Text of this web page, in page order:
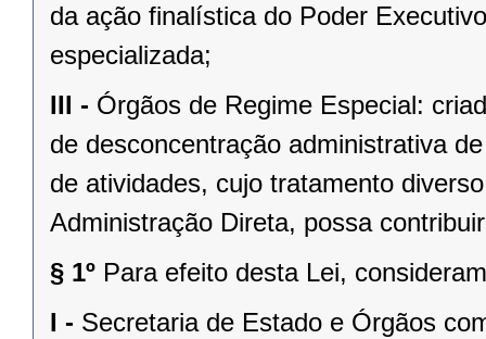
da ação finalística do Poder
especializada;
III - Órgãos de Regime Especial:
de desconcentração administrativa
de atividades, cujo tratamento
Administração Direta, possa
§ 1º Para efeito desta Lei,
I - Secretaria de Estado e Órgãos